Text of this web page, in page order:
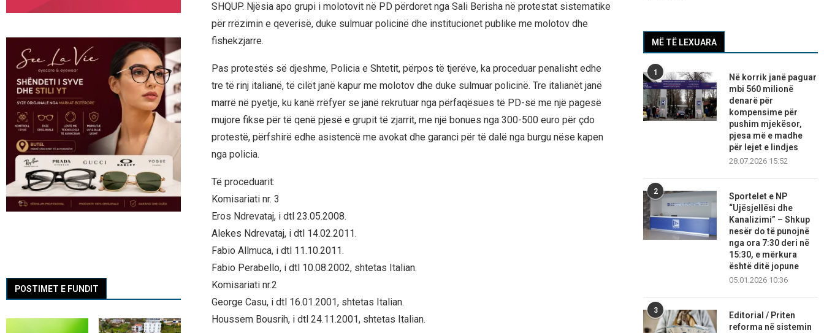
SHQUP. Njësia apo grupi i molotovit në PD përdoret nga Sali Berisha në protestat sistematike
për rrëzimin e qeverisë, duke sulmuar policinë dhe institucionet publike me molotov dhe
fishekzjarre.
Pas protestës së djeshme, Policia e Shtetit, përpos të tjerëve, ka proceduar penalisht edhe
tre të rinj italianë, të cilët janë kapur me molotov dhe duke sulmuar policinë. Tre italianët janë
marrë në pyetje, ku kanë rrëfyer se janë rekrutuar nga përfaqësues të PD-së me një pagesë
mujore fikse për të qenë pjesë e grupit të zjarrit, me një bonues nga 300-500 euro për çdo
protestë, përfshirë edhe asistencë me avokat dhe garanci për të dalë nga burgu nëse kapen
nga policia.
Të proceduarit:
Komisariati nr. 3
Eros Ndrevataj, i dtl 23.05.2008.
Alekes Ndrevataj, i dtl 14.02.2011.
Fabio Allmuca, i dtl 11.10.2011.
Fabio Perabello, i dtl 10.08.2002, shtetas Italian.
Komisariati nr.2
George Casu, i dtl 16.01.2001, shtetas Italian.
Houssem Bousrih, i dtl 24.11.2001, shtetas Italian.
MË TË LEXUARA
1
Në korrik janë paguar
mbi 560 milionë
denarë për
kompensime për
pushim mjekësor,
pjesa më e madhe
për lejet e lindjes
28.07.2026 15:52
2
Sportelet e NP
“Ujësjellësi dhe
Kanalizimi” – Shkup
nesër do të punojnë
nga ora 7:30 deri në
15:30, e mërkura
është ditë jopune
05.01.2026 10:36
3
Editorial / Priten
reforma në sistemin
POSTIMET E FUNDIT